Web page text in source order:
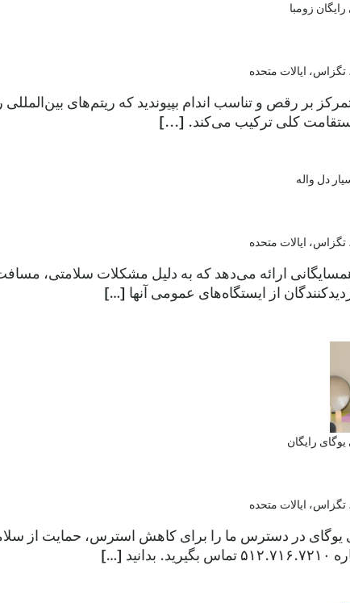
زومبا
بر رقص و تناسب اندام بپیوندید که ریتم‌های
کلی ترکیب می‌کند. [...]
دل واله
همسایگانی ارائه می‌دهد که به دلیل مشکلات سلامتی،
از ایستگاه‌های عمومی آنها […]
رایگان
یوگای در دسترس ما را برای کاهش استرس، حمایت از
[…]